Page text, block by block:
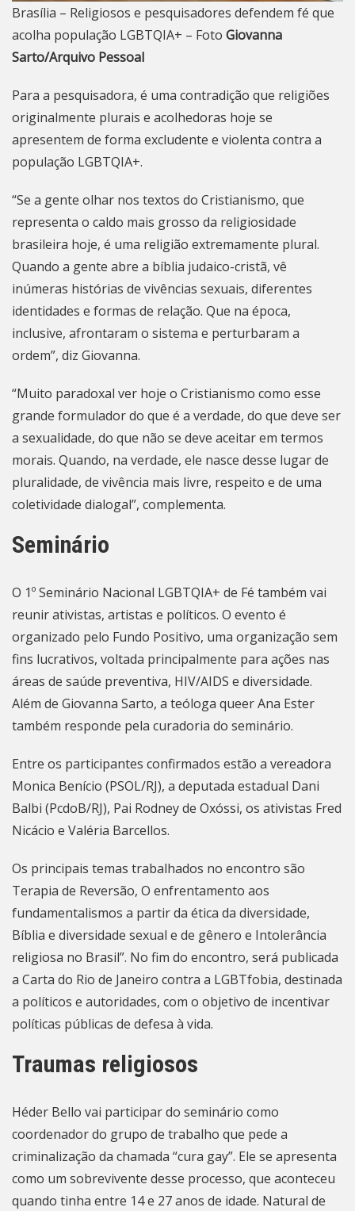
Brasília – Religiosos e pesquisadores defendem fé que
acolha população LGBTQIA+ – Foto Giovanna
Sarto/Arquivo Pessoal
Para a pesquisadora, é uma contradição que religiões
originalmente plurais e acolhedoras hoje se
apresentem de forma excludente e violenta contra a
população LGBTQIA+.
“Se a gente olhar nos textos do Cristianismo, que
representa o caldo mais grosso da religiosidade
brasileira hoje, é uma religião extremamente plural.
Quando a gente abre a bíblia judaico-cristã, vê
inúmeras histórias de vivências sexuais, diferentes
identidades e formas de relação. Que na época,
inclusive, afrontaram o sistema e perturbaram a
ordem”, diz Giovanna.
“Muito paradoxal ver hoje o Cristianismo como esse
grande formulador do que é a verdade, do que deve ser
a sexualidade, do que não se deve aceitar em termos
morais. Quando, na verdade, ele nasce desse lugar de
pluralidade, de vivência mais livre, respeito e de uma
coletividade dialogal”, complementa.
Seminário
O 1º Seminário Nacional LGBTQIA+ de Fé também vai
reunir ativistas, artistas e políticos. O evento é
organizado pelo Fundo Positivo, uma organização sem
fins lucrativos, voltada principalmente para ações nas
áreas de saúde preventiva, HIV/AIDS e diversidade.
Além de Giovanna Sarto, a teóloga queer Ana Ester
também responde pela curadoria do seminário.
Entre os participantes confirmados estão a vereadora
Monica Benício (PSOL/RJ), a deputada estadual Dani
Balbi (PcdoB/RJ), Pai Rodney de Oxóssi, os ativistas Fred
Nicácio e Valéria Barcellos.
Os principais temas trabalhados no encontro são
Terapia de Reversão, O enfrentamento aos
fundamentalismos a partir da ética da diversidade,
Bíblia e diversidade sexual e de gênero e Intolerância
religiosa no Brasil”. No fim do encontro, será publicada
a Carta do Rio de Janeiro contra a LGBTfobia, destinada
a políticos e autoridades, com o objetivo de incentivar
políticas públicas de defesa à vida.
Traumas religiosos
Héder Bello vai participar do seminário como
coordenador do grupo de trabalho que pede a
criminalização da chamada “cura gay”. Ele se apresenta
como um sobrevivente desse processo, que aconteceu
quando tinha entre 14 e 27 anos de idade. Natural de